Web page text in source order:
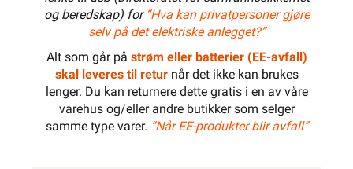
og beredskap) for “Hva kan privatpersoner gjøre
selv på det elektriske anlegget?”
Alt som går på strøm eller batterier (EE-avfall)
skal leveres til returnår det ikke kan brukes
lenger. Du kan returnere dette gratis i en av våre
varehus og/eller andre butikker som selger
samme type varer. “Når EE-produkter blir avfall”